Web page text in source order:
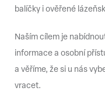
balíčky i ověřené
Naším cílem je
informace a osobní
a věříme, že si u nás
vracet.